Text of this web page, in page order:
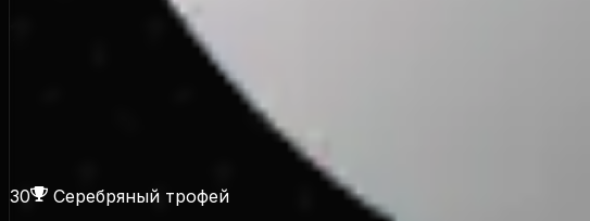
30 Серебряный трофей